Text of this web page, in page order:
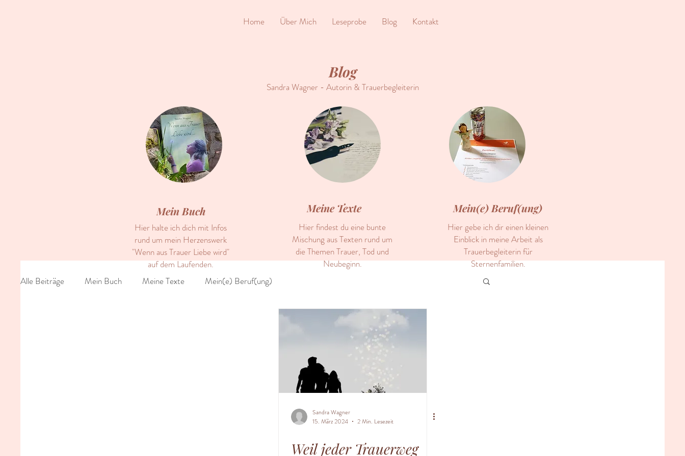
Home Über Mich Leseprobe Blog Kontakt
Alle Beiträge Mein Buch Meine Texte Mein(e) Beruf(ung)
Sandra Wagner
15. März 2024
2 Min. Lesezeit
Weil jeder Trauerweg
Blog
Sandra Wagner - Autorin & Trauerbegleiterin
Mein Buch
Hier halte ich dich mit Infos
rund um mein Herzenswerk
"Wenn aus Trauer Liebe wird"
auf dem Laufenden.
Meine Texte
Hier findest du eine bunte
Mischung aus Texten rund um
die Themen Trauer, Tod und
Neubeginn.
Mein(e) Beruf(ung)
Hier gebe ich dir einen kleinen
Einblick in meine Arbeit als
Trauerbegleiterin für
Sternenfamilien.